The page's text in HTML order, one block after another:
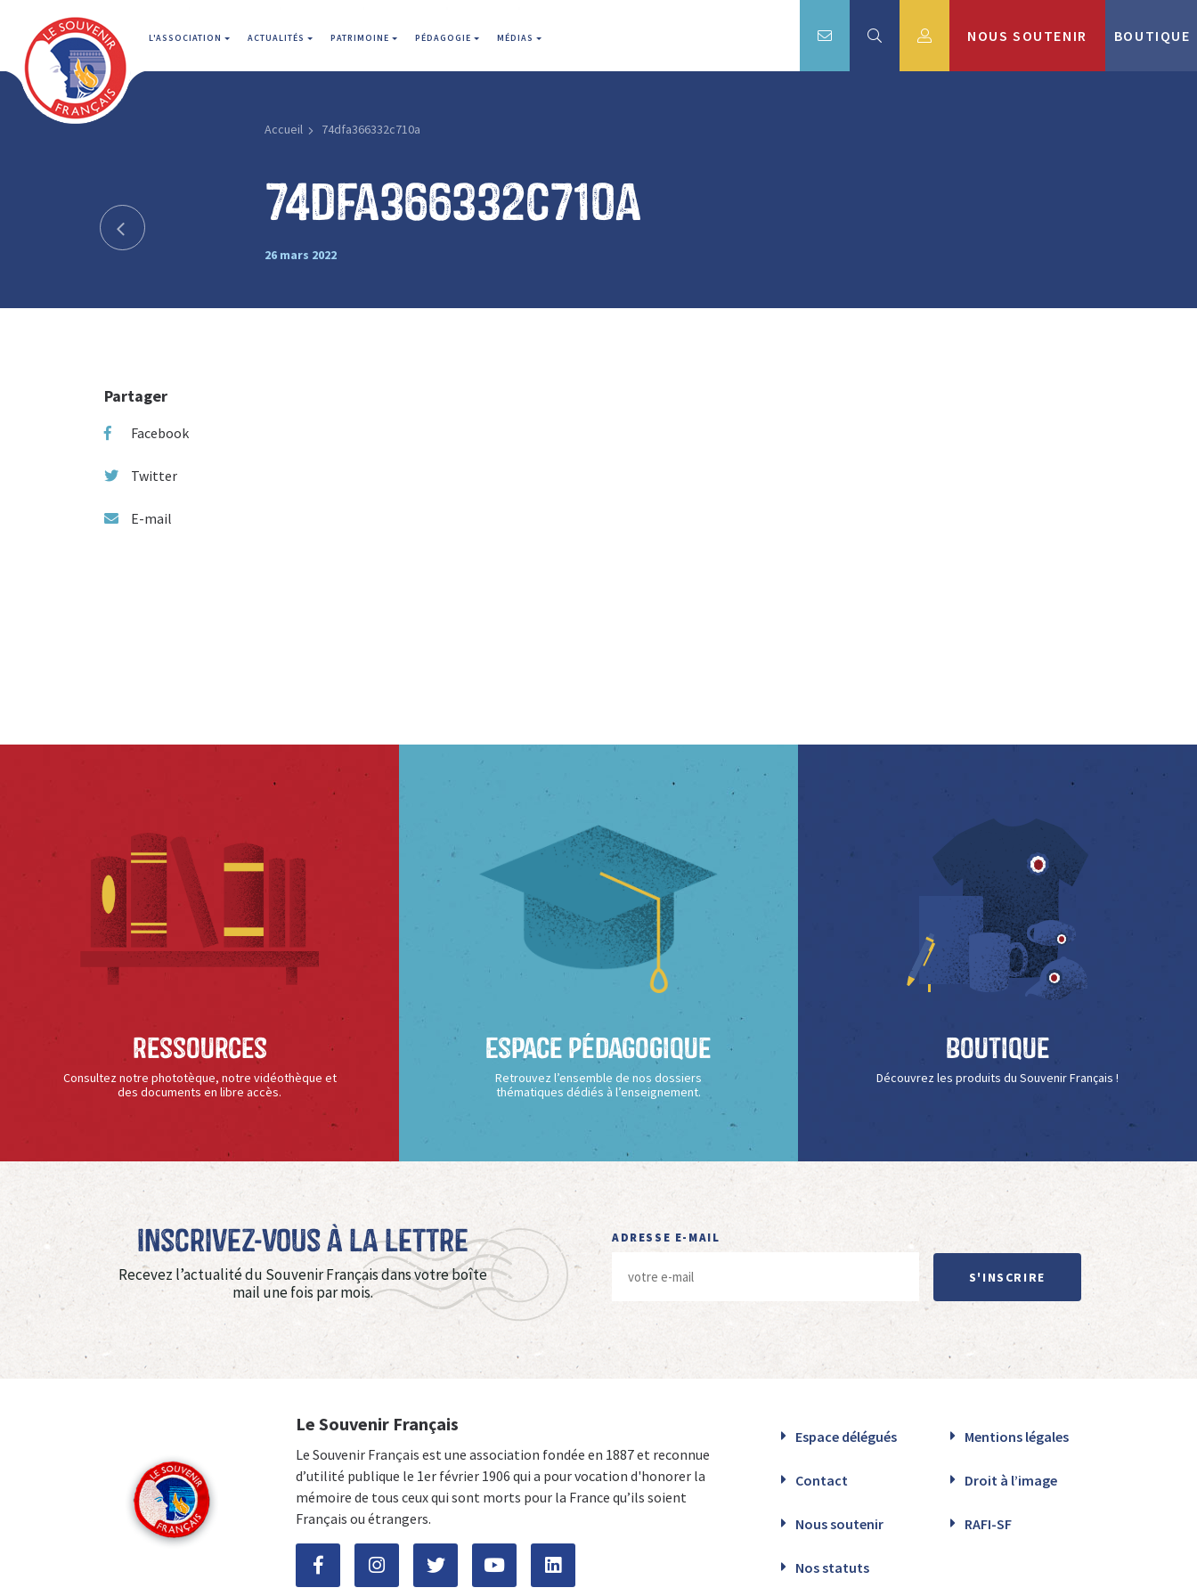
L'ASSOCIATION ACTUALITÉS PATRIMOINE PÉDAGOGIE MÉDIAS NOUS SOUTENIR BOUTIQUE
Accueil 74dfa366332c710a
74dfa366332c710a
26 mars 2022
Partager
Facebook
Twitter
E-mail
Ressources
Consultez notre phototèque, notre vidéothèque et
des documents en libre accès.
Espace Pédagogique
Retrouvez l’ensemble de nos dossiers
thématiques dédiés à l’enseignement.
Boutique
Découvrez les produits du Souvenir Français !
Inscrivez-vous à La Lettre
Recevez l’actualité du Souvenir Français dans votre boîte
mail une fois par mois.
ADRESSE E-MAIL
S'INSCRIRE
Le Souvenir Français
Le Souvenir Français est une association fondée en 1887 et reconnue
d’utilité publique le 1er février 1906 qui a pour vocation d'honorer la
mémoire de tous ceux qui sont morts pour la France qu’ils soient
Français ou étrangers.
Espace délégués Mentions légales
Contact Droit à l’image
Nous soutenir RAFI-SF
Nos statuts